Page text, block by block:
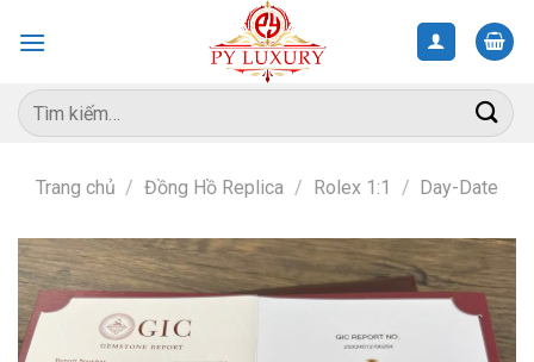
Tìm
kiếm:
Trang chủ / Đồng Hồ Replica / Rolex 1:1 / Day-Date